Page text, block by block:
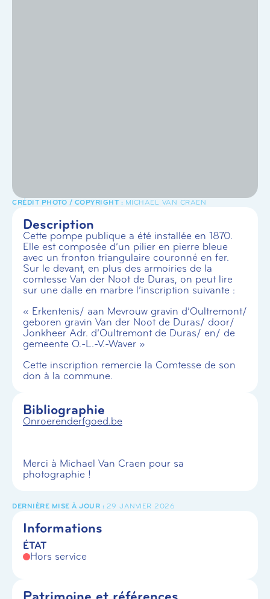
MICHAEL VAN CRAEN
Description
Cette pompe publique a été installée en 1870.
Elle est composée d’un pilier en pierre bleue
avec un fronton triangulaire couronné en fer.
Sur le devant, en plus des armoiries de la
comtesse Van der Noot de Duras, on peut lire
sur une dalle en marbre l’inscription suivante :
« Erkentenis/ aan Mevrouw gravin d’Oultremont/
geboren gravin Van der Noot de Duras/ door/
Jonkheer Adr. d’Oultremont de Duras/ en/ de
gemeente O.-L.-V.-Waver »
Cette inscription remercie la Comtesse de son
don à la commune.
Bibliographie
Onroerenderfgoed.be
Merci à Michael Van Craen pour sa
photographie !
29 JANVIER 2026
Informations
ÉTAT
Hors service